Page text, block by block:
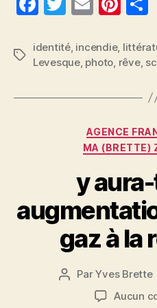
c
e
b
itt
er
ai
l
er
es
t
Étiquettes
identité, incendie,
Levesque, photo rêve,
AGENCE
MA (BRETTE)
y
gaz à la
Auteur
l’article
ParYves Brette
Aucun